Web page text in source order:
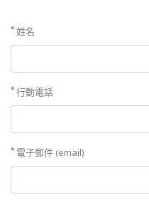
* 姓名
* 行動電話
* 電子郵件 (email)